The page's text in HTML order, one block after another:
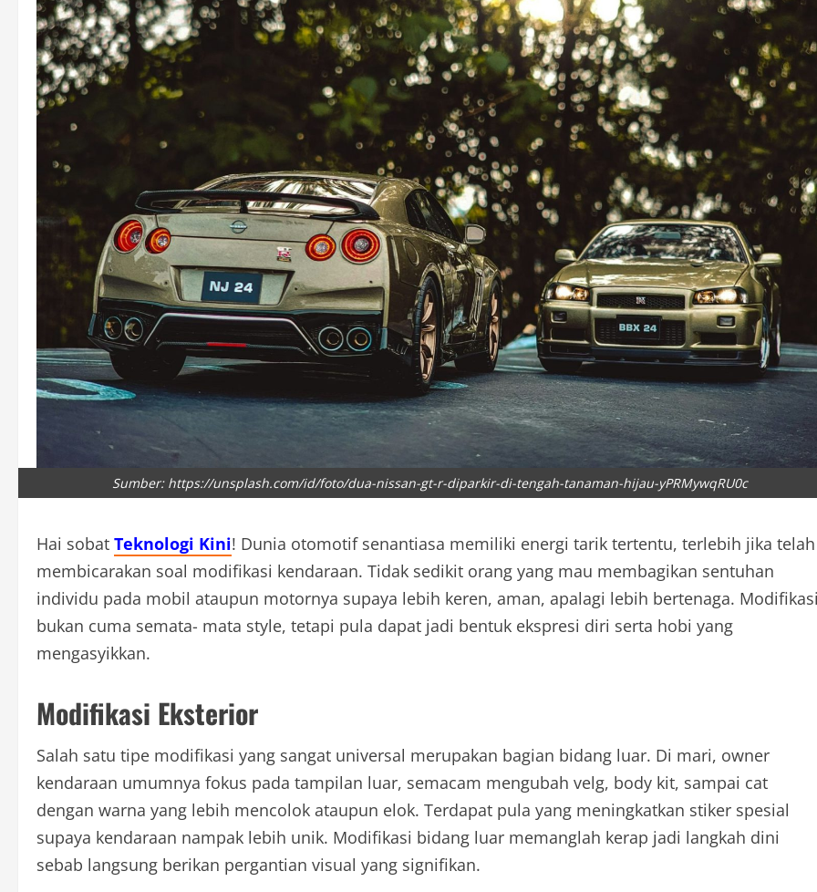
Sumber: https://unsplash.com/id/foto/dua-nissan-gt-r-diparkir-di-tengah-tanaman-hijau-yPRMywqRU0c
Hai sobat Teknologi Kini! Dunia otomotif senantiasa memiliki energi tarik tertentu, terlebih jika telah
membicarakan soal modifikasi kendaraan. Tidak sedikit orang yang mau membagikan sentuhan
individu pada mobil ataupun motornya supaya lebih keren, aman, apalagi lebih bertenaga.
bukan cuma semata- mata style, tetapi pula dapat jadi bentuk ekspresi diri serta hobi yang
mengasyikkan.
Modifikasi Eksterior
Salah satu tipe modifikasi yang sangat universal merupakan bagian bidang luar. Di mari, owner
kendaraan umumnya fokus pada tampilan luar, semacam mengubah velg, body kit, sampai cat
dengan warna yang lebih mencolok ataupun elok. Terdapat pula yang meningkatkan stiker spesial
supaya kendaraan nampak lebih unik. Modifikasi bidang luar memanglah kerap jadi langkah dini
sebab langsung berikan pergantian visual yang signifikan.